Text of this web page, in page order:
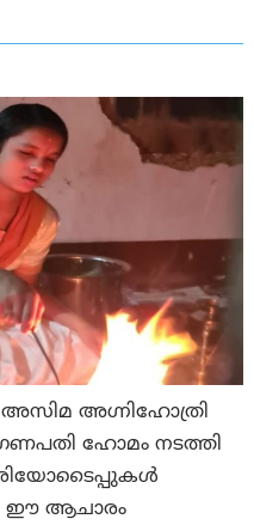
അഗ്നിഹോത്രി
ഹോമം നടത്തി
ഈ ആചാരം